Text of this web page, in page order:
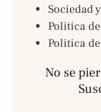
Sociedad
Politica
Politica
No se